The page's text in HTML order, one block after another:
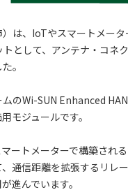
は、IoTやスマートメー
として、アンテナ・コ
た。
ムのWi-SUN Enhanced
モジュールです。
ートメーターで構築され
通信距離を拡張するリレ
進んでいます。